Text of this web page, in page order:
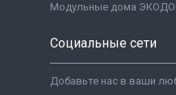
Модульные дома
Социальные сети
Добавьте нас в ваши